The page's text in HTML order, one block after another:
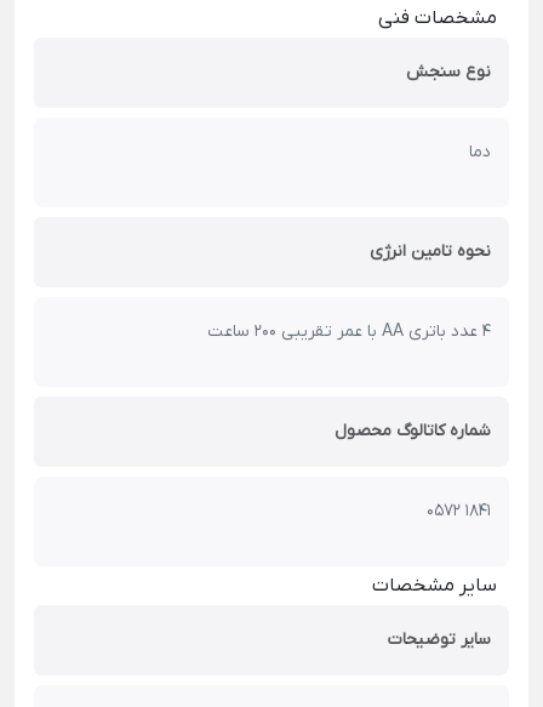
مشخصات فنی
نوع سنجش
دما
نحوه تامین انرژی
4 عدد باتری AA با عمر تقریبی 200 ساعت
شماره کاتالوگ محصول
0572 1841
سایر مشخصات
سایر توضیحات